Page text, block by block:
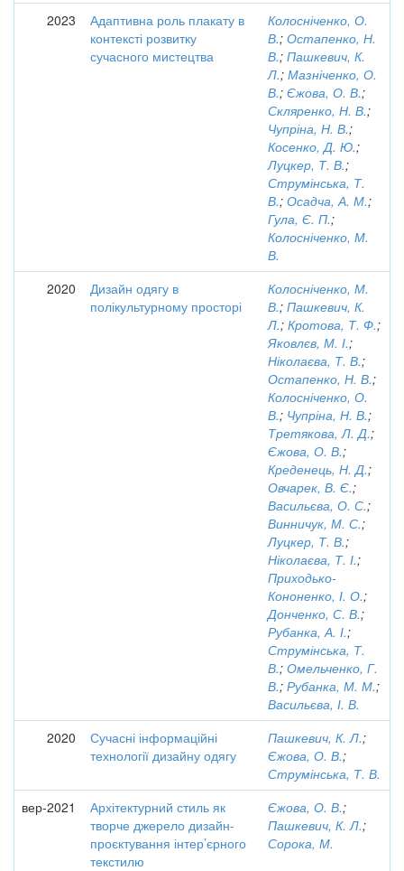
2023
Адаптивна роль плакату в
контексті розвитку
сучасного мистецтва
Колосніченко, О.
В.; Остапенко, Н.
В.; Пашкевич, К.
Л.; Мазніченко, О.
В.; Єжова, О. В.;
Скляренко, Н. В.;
Чупріна, Н. В.;
Косенко, Д. Ю.;
Луцкер, Т. В.;
Струмінська, Т.
В.; Осадча, А. М.;
Гула, Є. П.;
Колосніченко, М.
В.
2020
Дизайн одягу в
полікультурному просторі
Колосніченко, М.
В.; Пашкевич, К.
Л.; Кротова, Т. Ф.;
Яковлєв, М. І.;
Ніколаєва, Т. В.;
Остапенко, Н. В.;
Колосніченко, О.
В.; Чупріна, Н. В.;
Третякова, Л. Д.;
Єжова, О. В.;
Креденець, Н. Д.;
Овчарек, В. Є.;
Васильєва, О. С.;
Винничук, М. С.;
Луцкер, Т. В.;
Ніколаєва, Т. І.;
Приходько-
Кононенко, І. О.;
Донченко, С. В.;
Рубанка, А. І.;
Струмінська, Т.
В.; Омельченко, Г.
В.; Рубанка, М. М.;
Васильєва, І. В.
2020
Сучасні інформаційні
технології дизайну одягу
Пашкевич, К. Л.;
Єжова, О. В.;
Струмінська, Т. В.
вер-2021
Архітектурний стиль як
творче джерело дизайн-
проєктування інтер’єрного
текстилю
Єжова, О. В.;
Пашкевич, К. Л.;
Сорока, М.